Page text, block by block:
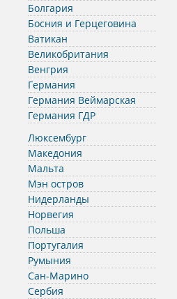
Болгария
Босния и Герцеговина
Ватикан
Великобритания
Венгрия
Германия
Германия Веймарская
Германия ГДР
Люксембург
Македония
Мальта
Мэн остров
Нидерланды
Норвегия
Польша
Португалия
Румыния
Сан-Марино
Сербия